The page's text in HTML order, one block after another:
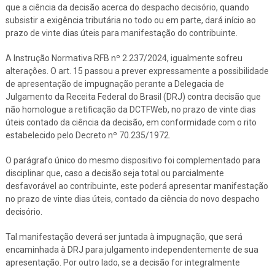
que a ciência da decisão acerca do despacho decisório, quando
subsistir a exigência tributária no todo ou em parte, dará início ao
prazo de vinte dias úteis para manifestação do contribuinte.
A Instrução Normativa RFB nº 2.237/2024, igualmente sofreu
alterações. O art. 15 passou a prever expressamente a possibilidade
de apresentação de impugnação perante a Delegacia de
Julgamento da Receita Federal do Brasil (DRJ) contra decisão que
não homologue a retificação da DCTFWeb, no prazo de vinte dias
úteis contado da ciência da decisão, em conformidade com o rito
estabelecido pelo Decreto nº 70.235/1972.
O parágrafo único do mesmo dispositivo foi complementado para
disciplinar que, caso a decisão seja total ou parcialmente
desfavorável ao contribuinte, este poderá apresentar manifestação
no prazo de vinte dias úteis, contado da ciência do novo despacho
decisório.
Tal manifestação deverá ser juntada à impugnação, que será
encaminhada à DRJ para julgamento independentemente de sua
apresentação. Por outro lado, se a decisão for integralmente